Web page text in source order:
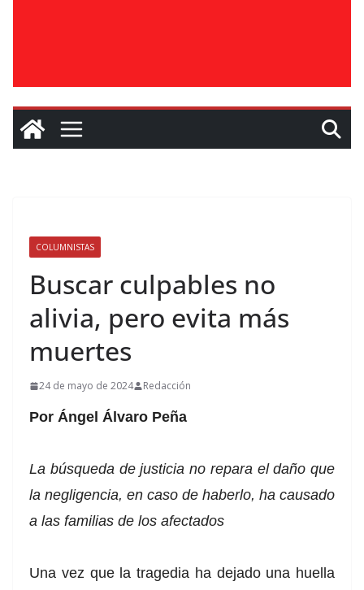
COLUMNISTAS
Buscar culpables no
alivia, pero evita más
muertes
24 de mayo de 2024 Redacción
Por Ángel Álvaro Peña
La búsqueda de justicia no repara el daño que
la negligencia, en caso de haberlo, ha causado
a las familias de los afectados
Una vez que la tragedia ha dejado una huella